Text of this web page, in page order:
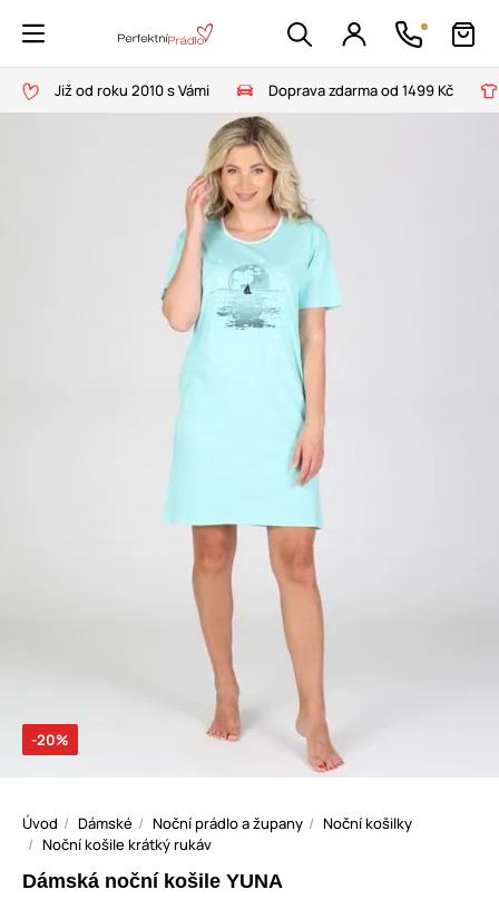
Již od roku 2010 s Vámi Doprava zdarma od 1499 Kč
-20%
Úvod Dámské Noční prádlo a župany
Noční košilky
Noční košile krátký rukáv
Dámská noční košile YUNA